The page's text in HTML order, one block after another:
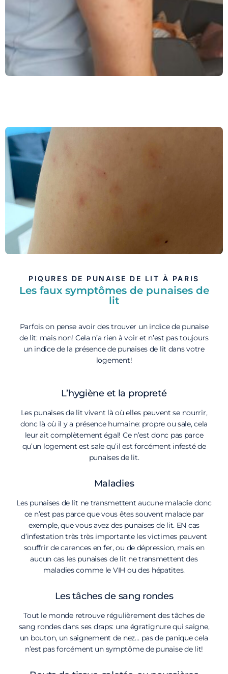
PIQURES DE PUNAISE DE LIT À PARIS
Les faux symptômes de punaises de
lit
Parfois on pense avoir des trouver un indice de punaise
de lit: mais non! Cela n’a rien à voir et n’est pas toujours
un indice de la présence de punaises de lit dans votre
logement!
L’hygiène et la propreté
Les punaises de lit vivent là où elles peuvent se nourrir,
donc là où il y a présence humaine: propre ou sale, cela
leur ait complètement égal! Ce n’est donc pas parce
qu’un logement est sale qu’il est forcément infesté de
punaises de lit.
Maladies
Les punaises de lit ne transmettent aucune maladie donc
ce n’est pas parce que vous êtes souvent malade par
exemple, que vous avez des punaises de lit. EN cas
d’infestation très très importante les victimes peuvent
souffrir de carences en fer, ou de dépression, mais en
aucun cas les punaises de lit ne transmettent des
maladies comme le VIH ou des hépatites.
Les tâches de sang rondes
Tout le monde retrouve régulièrement des tâches de
sang rondes dans ses draps: une égratignure qui saigne,
un bouton, un saignement de nez… pas de panique cela
n’est pas forcément un symptôme de punaise de lit!